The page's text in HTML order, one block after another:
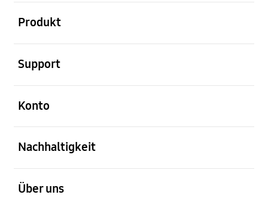
Produkt
Support
Konto
Nachhaltigkeit
Über uns